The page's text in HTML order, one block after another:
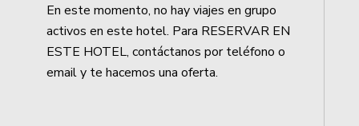
En este momento, no hay viajes en grupo
activos en este hotel. Para RESERVAR EN
ESTE HOTEL, contáctanos por teléfono o
email y te hacemos una oferta.